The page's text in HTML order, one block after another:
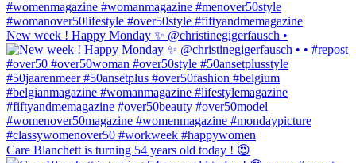
New week ! Happy Monday ✨ @christinegigerfausch •
Care Blanchett is turning 54 years old today ! 😍